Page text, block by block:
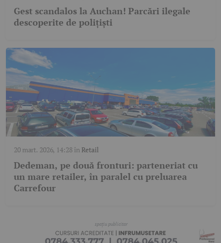
Gest scandalos la Auchan! Parcări ilegale
descoperite de polițiști
20 mart. 2026, 14:28în Retail
Dedeman, pe două fronturi: parteneriat cu
un mare retailer, în paralel cu preluarea
Carrefour